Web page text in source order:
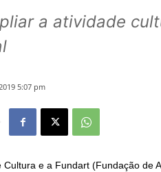
a atividade
5:07 pm
Cultura e a Fundart (Fundação de